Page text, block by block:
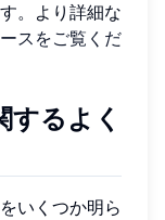
。より詳細な
スをご覧くだ
するよく
いくつか明ら